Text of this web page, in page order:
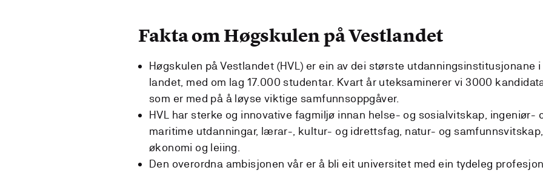
Fakta om Høgskulen på Vestlandet
Høgskulen på Vestlandet (HVL) er ein av dei største utdanningsinstitusjonane i
landet, med om lag 17.000 studentar. Kvart år uteksaminerer vi 3000
som er med på å løyse viktige samfunnsoppgåver.
HVL har sterke og innovative fagmiljø innan helse- og sosialvitskap, ingeniør-
maritime utdanningar, lærar-, kultur- og idrettsfag, natur- og
økonomi og leiing.
Den overordna ambisjonen vår er å bli eit universitet med ein tydeleg